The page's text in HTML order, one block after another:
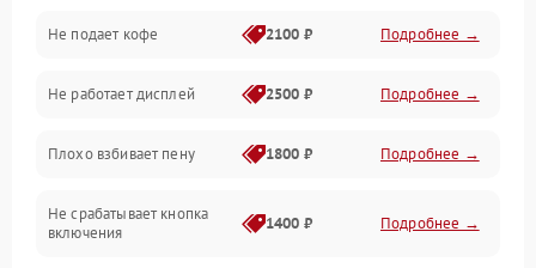
Проблемы с капучинатором и паром
Управление и электроника
Программное обеспечение
Не подает кофе 2100 ₽ Подробнее →
Не работает дисплей 2500 ₽ Подробнее →
Плохо взбивает пену 1800 ₽ Подробнее →
Не срабатывает кнопка
включения
1400 ₽ Подробнее →